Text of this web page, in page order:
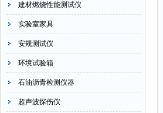
建材燃烧性能测试仪
实验室家具
安规测试仪
环境试验箱
石油沥青检测仪器
超声波探伤仪